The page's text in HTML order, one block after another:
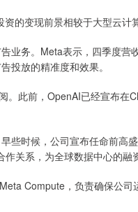
的变现前景相较于大型云计
业务。Meta表示，四季度营
投放的精准度和效果。
此前，OpenAI已经宣布在
些时候，公司宣布任命前高
关系，为全球数据中心的融
Compute，负责确保公司